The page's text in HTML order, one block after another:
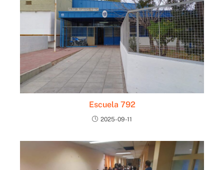
Escuela 792
2025-09-11